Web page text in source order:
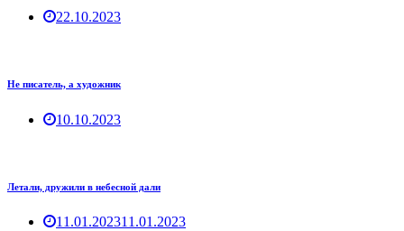
22.10.2023
Не писатель, а художник
10.10.2023
Летали, дружили в небесной дали
11.01.202311.01.2023